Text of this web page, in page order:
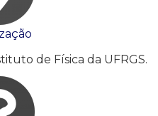
de Física da UFRGS.